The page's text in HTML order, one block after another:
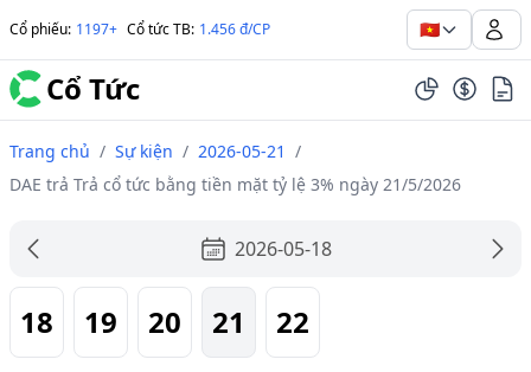
Cổ phiếu: 1197+ Cổ tức TB: 1.456 đ/CP 🇻🇳
Cổ Tức
Trang chủ / Sự kiện / 2026-05-21 /
DAE trả Trả cổ tức bằng tiền mặt tỷ lệ 3% ngày 21/5/2026
2026-05-18
18 19 20 21 22